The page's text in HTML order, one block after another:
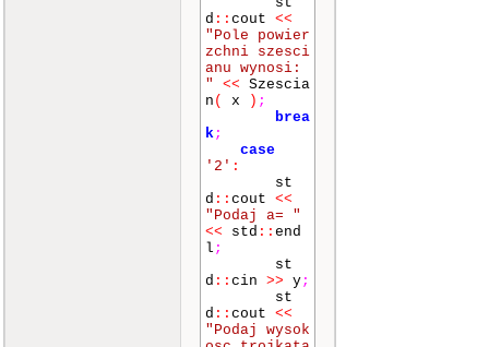
d :: cout <<
"Pole powier
zchni szesci
anu wynosi:
"
<< Szescia
n ( x ) ;
brea
k;
case
'2' :
st
d :: cout <<
"Podaj a= "
<< std :: end
l ;
st
d :: cin >> y;
st
d :: cout <<
"Podaj wysok